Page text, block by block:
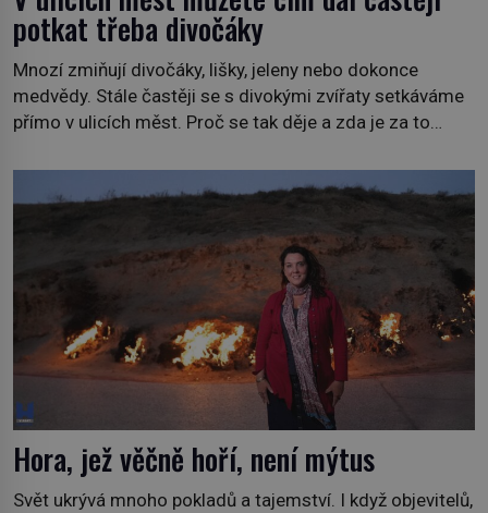
potkat třeba divočáky
Mnozí zmiňují divočáky, lišky, jeleny nebo dokonce
medvědy. Stále častěji se s divokými zvířaty setkáváme
přímo v ulicích měst. Proč se tak děje a zda je za to
jiných. My se raději podíváme do jiných zemí a
prozkoumáme, jaká další zvířata po celém světě se
Hora, jež věčně hoří, není mýtus
Svět ukrývá mnoho pokladů a tajemství. I když objevitelů,